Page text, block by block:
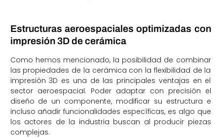
Estructuras aeroespaciales optimizadas con
impresión 3D de cerámica
Como hemos mencionado, la posibilidad de combinar
las propiedades de la cerámica con la flexibilidad de la
impresión 3D es una de las principales ventajas en el
sector aeroespacial. Poder adaptar con precisión el
diseño de un componente, modificar su estructura e
incluso añadir funcionalidades específicas, es algo que
los actores de la industria buscan al producir piezas
complejas.